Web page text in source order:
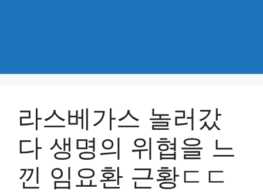
라스베가스 놀러갔
다 생명의 위협을 느
낀 임요환 근황ㄷㄷ